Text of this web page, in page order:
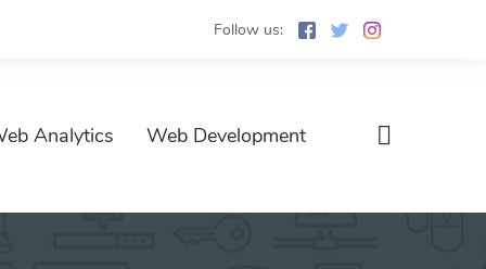
Follow us:
Analytics Web Development